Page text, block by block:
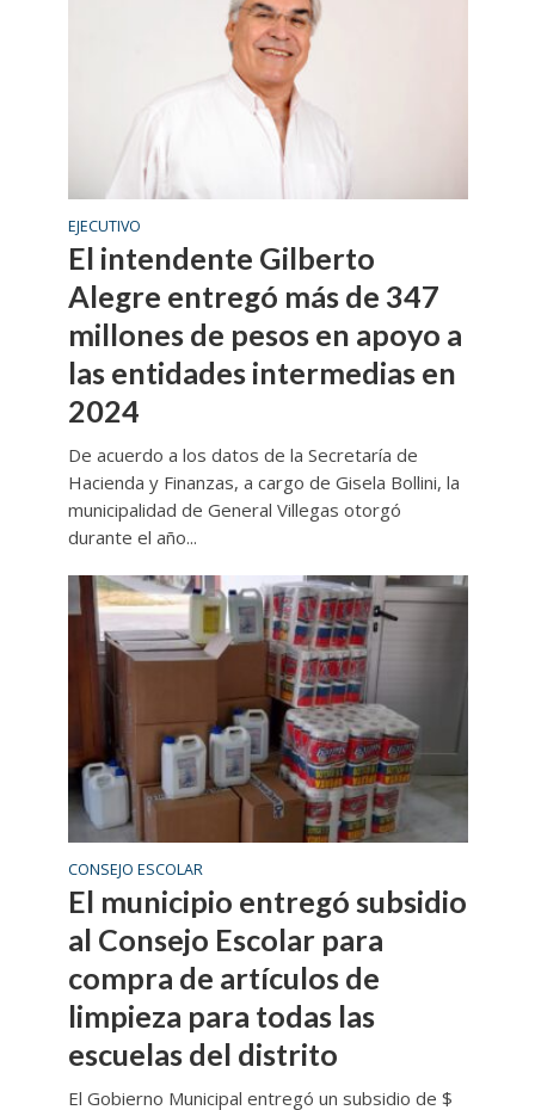
EJECUTIVO
El intendente Gilberto
Alegre entregó más de 347
millones de pesos en apoyo a
las entidades intermedias en
2024
De acuerdo a los datos de la Secretaría de
Hacienda y Finanzas, a cargo de Gisela Bollini, la
municipalidad de General Villegas otorgó
durante el año...
CONSEJO ESCOLAR
El municipio entregó subsidio
al Consejo Escolar para
compra de artículos de
limpieza para todas las
escuelas del distrito
El Gobierno Municipal entregó un subsidio de $